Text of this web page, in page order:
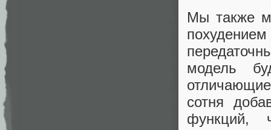
Мы также
модель
сотня
функций,